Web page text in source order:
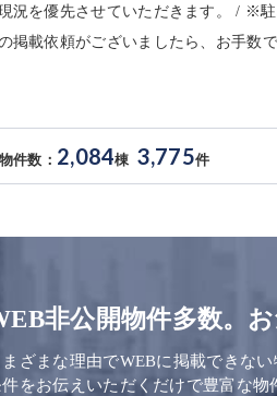
を優先させていただきます。 / ※
載依頼がございましたら、お手数
件数： 2,084棟 3,775件
非公開物件多数。
まざまな理由でWEBに掲載できない
をお伝えいただくだけで豊富な物